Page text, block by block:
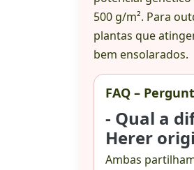
500 g/m². Para
plantas que
bem ensolarados.
FAQ –
- Qual a
Herer
Ambas